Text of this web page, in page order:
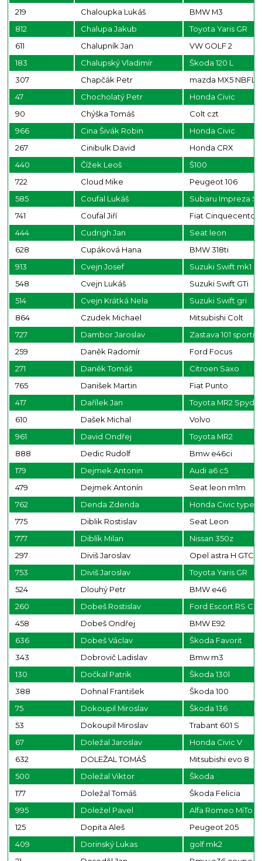
219
Chaloupka Lukáš
BMW M3
812
Chalupa Jakub
Toyota Yaris GR
611
Chalupník Jan
VW GOLF 2
183
Chalupský Vladimír
Škoda 120 L
307
Chapčák Petr
mazda MX5 NBFL
47
Chocholatý Petr
Honda Civic
90
Chýška Tomáš
Colt czt
966
Cina Šivák Robin
Honda Civic
267
Cinibulk David
Honda CRX
440
Čížek Leoš
Š100
722
Cloud Mike
Peugeot 106
585
Coufal Lukáš
Subaru Impreza
741
Coufal Jiří
Fiat Cinquecento
444
Cudrigh Jan
Seat leon
628
Cupáková Hana
BMW 318ti
913
Cvejn Josef
Suzuki Swift mk1
548
Cvejn Lukáš
Suzuki Swift GTi
514
Cvejn Krátká Nela
Suzuki Swift gri
864
Czudek Michael
Mitsubishi Colt
727
Dambor Jaroslav
Zastava 101 sportig
259
Daněk Radomír
Ford Focus
271
Daněk Tomáš
Citroen Saxo
765
Danišek Martin
Fiat Punto
417
Dařílek Jan
Toyota MR2
610
Dašek Michal
Volvo
961
David Ondřej
Toyota MR2
888
Dedic Rudolf
Bmw e46ci
179
Dejmek Antonin
Audi a6 c5
479
Dejmek Antonín
Seat leon m1m
762
Denda Zdenda
Honda Civic type
775
Diblik Rostislav
Seat Leon
777
Diblík Milan
Nissan 350z
297
Diviš Jaroslav
Opel astra H GTC
753
Diviš Jaroslav
Toyota Yaris GR
524
Dlouhý Petr
BMW e46
260
Dobeš Rostislav
Ford Escort RS
458
Dobeš Ondřej
BMW E92
636
Dobeš Václav
Škoda Favorit
343
Dobrovič Ladislav
Bmw m3
130
Dočkal Patrik
Škoda 130l
388
Dohnal František
Škoda 100
75
Dokoupil Miroslav
Škoda 136
53
Dokoupil Miroslav
Trabant 601 S
67
Doležal Jaroslav
Honda Civic V
632
DOLEŽAL TOMÁŠ
Mitsubishi evo 8
500
Doležal Viktor
Škoda
177
Doležal Tomáš
Škoda Felicia
995
Doležel Pavel
Alfa Romeo MiTo
125
Dopita Aleš
Peugeot 205
409
Dorinský Lukas
golf mk2